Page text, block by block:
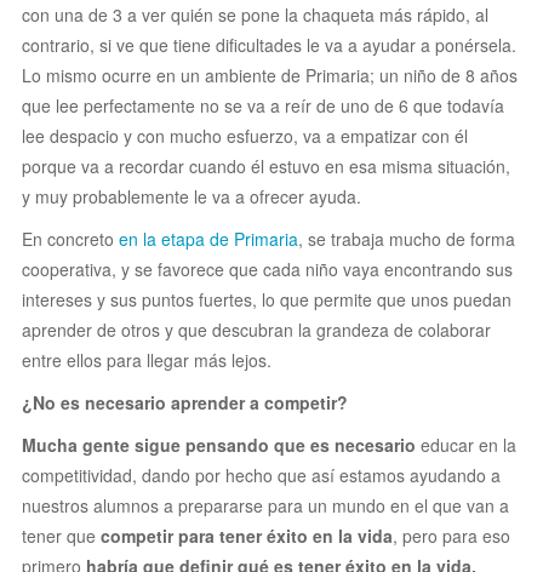
con una de 3 a ver quién se pone la chaqueta más rápido, al
contrario, si ve que tiene dificultades le va a ayudar a ponérsela.
Lo mismo ocurre en un ambiente de Primaria; un niño de 8 años
que lee perfectamente no se va a reír de uno de 6 que todavía
lee despacio y con mucho esfuerzo, va a empatizar con él
porque va a recordar cuando él estuvo en esa misma situación,
y muy probablemente le va a ofrecer ayuda.
En concreto en la etapa de Primaria, se trabaja mucho de forma
cooperativa, y se favorece que cada niño vaya encontrando sus
intereses y sus puntos fuertes, lo que permite que unos puedan
aprender de otros y que descubran la grandeza de colaborar
entre ellos para llegar más lejos.
¿No es necesario aprender a competir?
Mucha gente sigue pensando que es necesario educar en la
competitividad, dando por hecho que así estamos ayudando a
nuestros alumnos a prepararse para un mundo en el que van a
tener que competir para tener éxito en la vida, pero para eso
primero habría que definir qué es tener éxito en la vida,